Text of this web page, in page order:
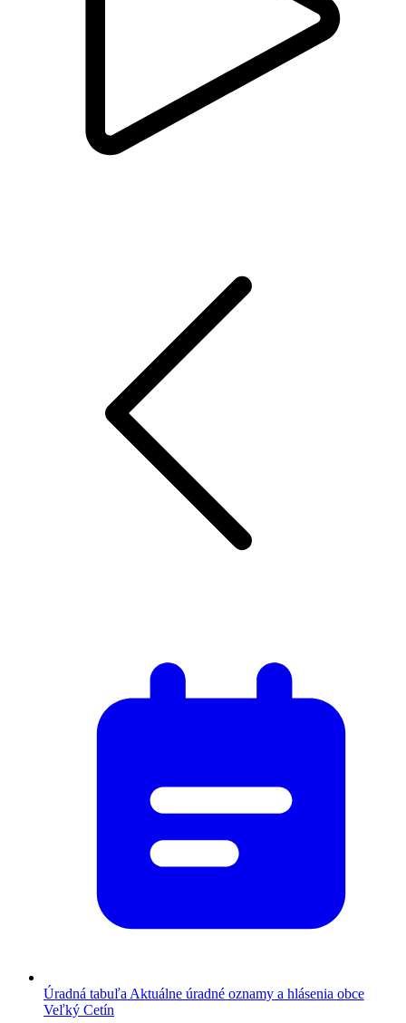
Úradná tabuľa Aktuálne úradné oznamy a hlásenia obce
Veľký Cetín